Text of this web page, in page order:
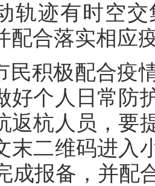
轨迹有时空
配合落实相应
民积极配合疫
好个人日常防
返杭人员，要
末二维码进入
成报备，并配